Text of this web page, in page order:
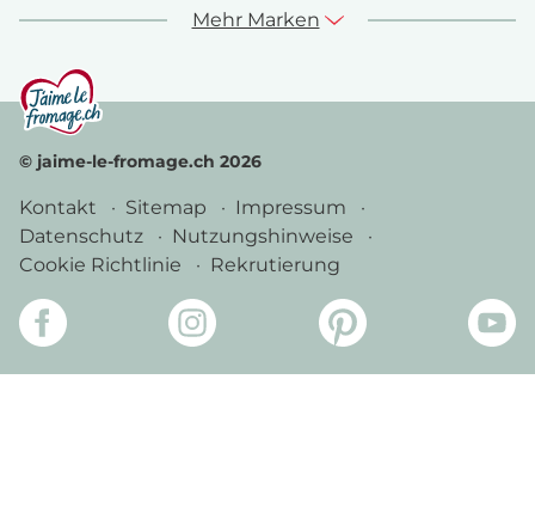
Mehr Marken
© jaime-le-fromage.ch 2026
Kontakt Sitemap
Impressum
Datenschutz
Nutzungshinweise
Cookie Richtlinie
Rekrutierung